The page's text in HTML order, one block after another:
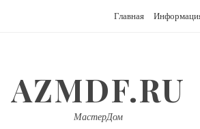
Главная
AZMDF.RU
МастерДом